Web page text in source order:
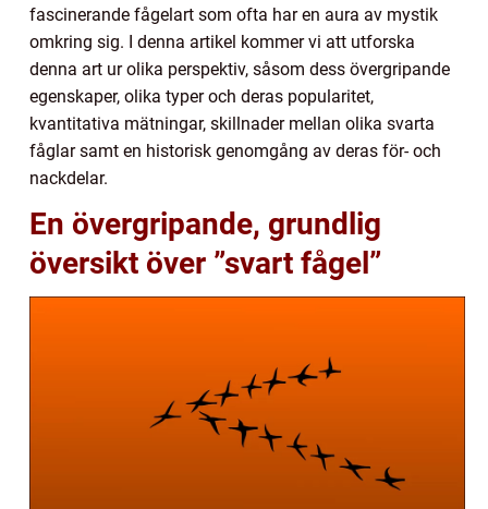
fascinerande fågelart som ofta har en aura av mystik
omkring sig. I denna artikel kommer vi att utforska
denna art ur olika perspektiv, såsom dess övergripande
egenskaper, olika typer och deras popularitet,
kvantitativa mätningar, skillnader mellan olika svarta
fåglar samt en historisk genomgång av deras för- och
nackdelar.
En övergripande, grundlig
översikt över ”svart fågel”